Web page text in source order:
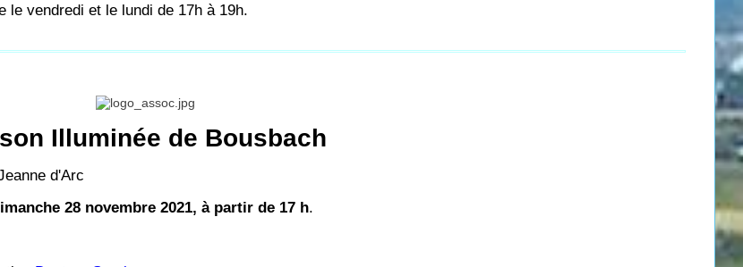
le vendredi et le lundi de 17h à 19h.
Illuminée de Bousbach
d'Arc
28 novembre 2021, à partir de 17 h.